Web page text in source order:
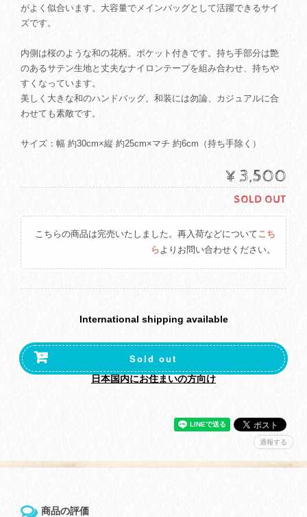
がよく似合います。大容量でメインバッグとして活躍できるサイ
ズです。
内側は桜のような和の花柄。ポケット付きです。持ち手部分は艶
のあるサテン生地と丈夫なナイロンテープを組み合わせ、持ちや
すくなっています。
美しく大きな和のハンドバッグ。和装には勿論、カジュアルに合
わせても素敵です。
サイズ：幅 約30cm×縦 約25cm×マチ 約6cm（持ち手除く）
¥3,500
SOLD OUT
こちらの商品は完売いたしました。再入荷などについてこち
らよりお問い合わせください。
International shipping available
Sold out
日本国内にお住まいの方向け
通報する
商品の評価